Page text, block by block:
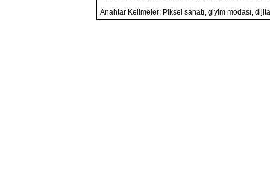
Anahtar Kelimeler: Piksel sanatı, giyim modası,